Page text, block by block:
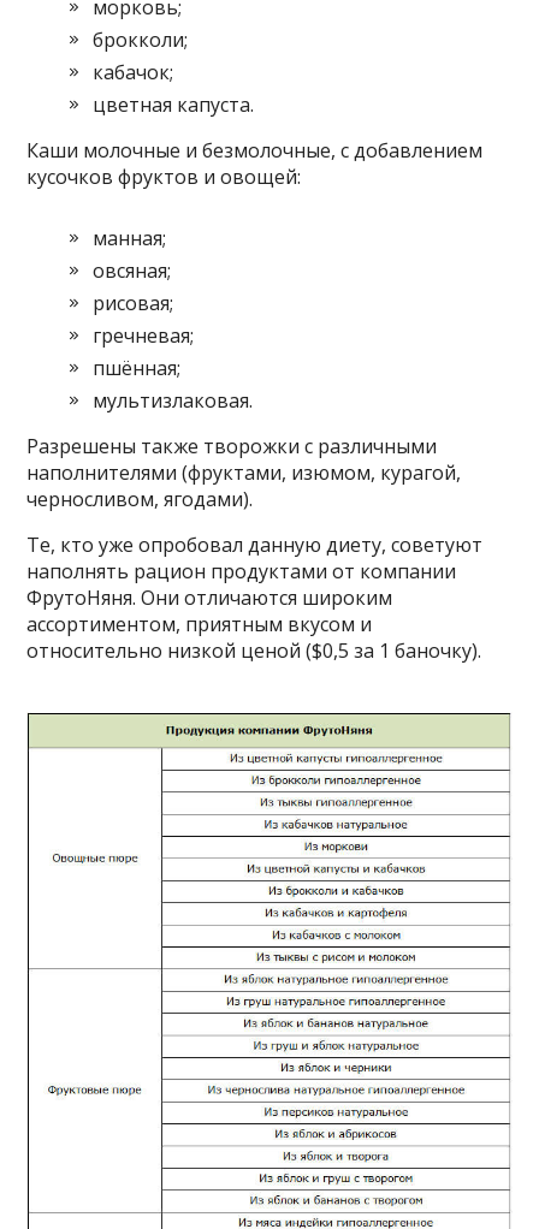
морковь;
брокколи;
кабачок;
цветная капуста.
Каши молочные и безмолочные, с добавлением
кусочков фруктов и овощей:
манная;
овсяная;
рисовая;
гречневая;
пшённая;
мультизлаковая.
Разрешены также творожки с различными
наполнителями (фруктами, изюмом, курагой,
черносливом, ягодами).
Те, кто уже опробовал данную диету, советуют
наполнять рацион продуктами от компании
ФрутоНяня. Они отличаются широким
ассортиментом, приятным вкусом и
относительно низкой ценой ($0,5 за 1 баночку).